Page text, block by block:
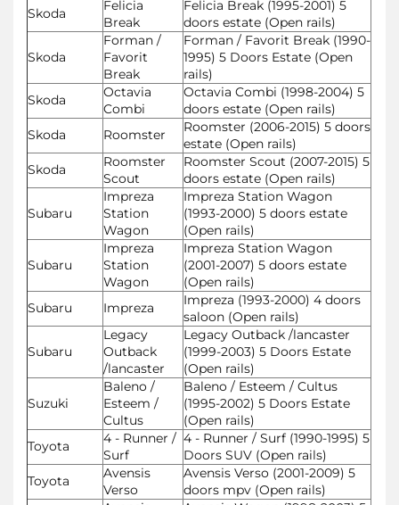
Skoda
Felicia
Break
Felicia Break (1995-2001) 5
doors estate (Open rails)
Skoda
Forman /
Favorit
Break
Forman / Favorit Break (1990-
1995) 5 Doors Estate (Open
rails)
Skoda
Octavia
Combi
Octavia Combi (1998-2004) 5
doors estate (Open rails)
Skoda
Roomster
Roomster (2006-2015) 5 doors
estate (Open rails)
Skoda
Roomster
Scout
Roomster Scout (2007-2015) 5
doors estate (Open rails)
Subaru
Impreza
Station
Wagon
Impreza Station Wagon
(1993-2000) 5 doors estate
(Open rails)
Subaru
Impreza
Station
Wagon
Impreza Station Wagon
(2001-2007) 5 doors estate
(Open rails)
Subaru
Impreza
Impreza (1993-2000) 4 doors
saloon (Open rails)
Subaru
Legacy
Outback
/lancaster
Legacy Outback /lancaster
(1999-2003) 5 Doors Estate
(Open rails)
Suzuki
Baleno /
Esteem /
Cultus
Baleno / Esteem / Cultus
(1995-2002) 5 Doors Estate
(Open rails)
Toyota
4 - Runner /
Surf
4 - Runner / Surf (1990-1995) 5
Doors SUV (Open rails)
Toyota
Avensis
Verso
Avensis Verso (2001-2009) 5
doors mpv (Open rails)